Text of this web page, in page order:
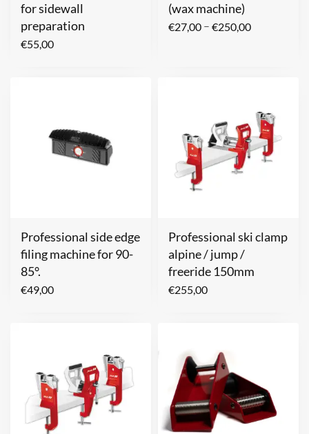
for sidewall
preparation
€55,00
(wax machine)
€27,00 – €250,00
Professional side edge
filing machine for 90-
85°.
€49,00
Professional ski clamp
alpine / jump /
freeride 150mm
€255,00